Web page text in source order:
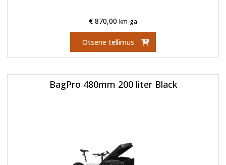
€ 870,00 km-ga
Otsene tellimus
BagPro 480mm 200 liter Black